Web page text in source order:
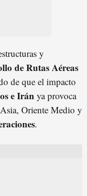
y
de Rutas Aéreas
de que el impacto
e Irán ya provoca
Oriente Medio y
s.